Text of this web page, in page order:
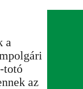
a
totó
az